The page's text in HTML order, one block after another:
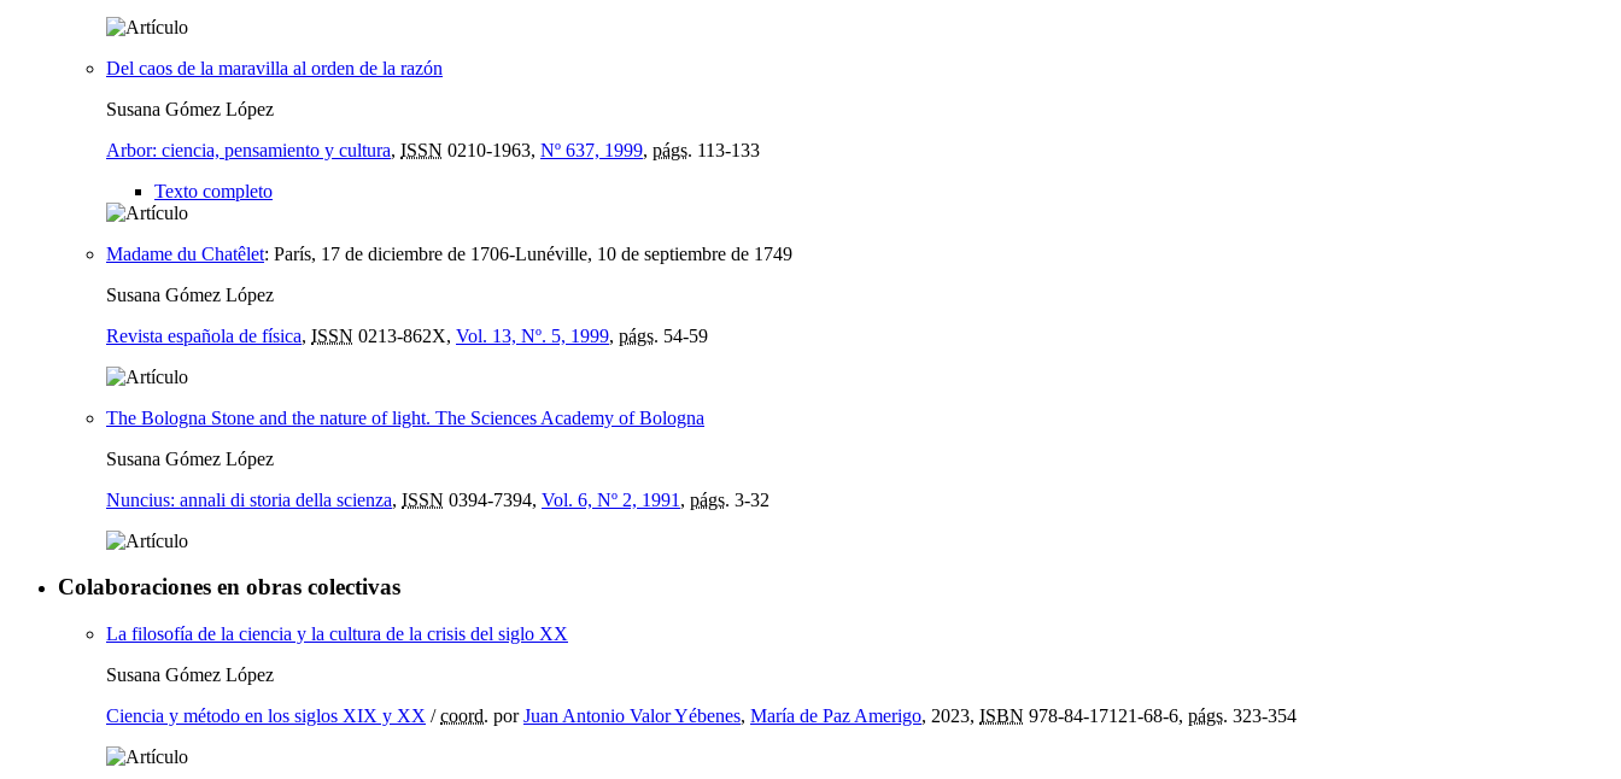
Del caos de la maravilla al orden de la razón
Susana Gómez López
Arbor: ciencia, pensamiento y cultura, ISSN 0210-1963, Nº 637, 1999, págs. 113-133
Texto completo
Madame du Chatêlet: París, 17 de diciembre de 1706-Lunéville, 10 de septiembre de 1749
Susana Gómez López
Revista española de física, ISSN 0213-862X, Vol. 13, Nº. 5, 1999, págs. 54-59
The Bologna Stone and the nature of light. The Sciences Academy of Bologna
Susana Gómez López
Nuncius: annali di storia della scienza, ISSN 0394-7394, Vol. 6, Nº 2, 1991 , págs. 3-32
Colaboraciones en obras colectivas
La filosofía de la ciencia y la cultura de la crisis del siglo XX
Susana Gómez López
Ciencia y método en los siglos XIX y XX /coord. porJuan Antonio Valor Yébenes, María de Paz Amerigo, 2023, ISBN 978-84-17121-68-6, págs. 323-354